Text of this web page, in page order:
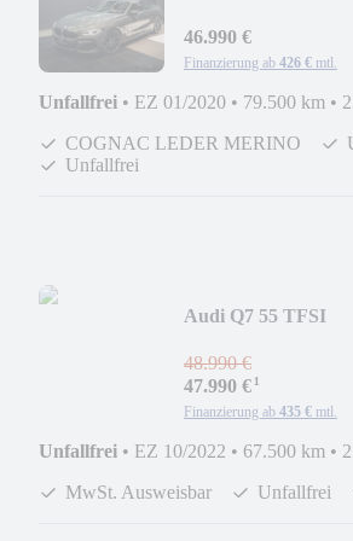
46.990 €
Finanzierung ab 426 € mtl.
Unfallfrei • EZ 01/2020 • 79.500 km •
COGNAC LEDER MERINO
Unfallfrei
Audi Q7 55 TFSI
48.990 €
47.990 €¹
Finanzierung ab 435 € mtl.
Unfallfrei • EZ 10/2022 • 67.500 km •
MwSt. Ausweisbar
Unfallfrei